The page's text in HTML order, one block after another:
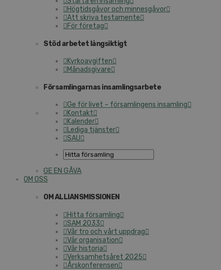
Högtidsgåvor och minnesgåvor
Att skriva testamente
För företag
Stöd arbetet långsiktigt
Kyrkoavgiften
Månadsgivare
Församlingarnas insamlingsarbete
Ge för livet – församlingens insamling
Kontakt
Kalender
Lediga tjänster
SAU
GE EN GÅVA
OM OSS
OM ALLIANSMISSIONEN
Hitta församling
SAM 2033
Vår tro och vårt uppdrag
Vår organisation
Vår historia
Verksamhetsåret 2025
Årskonferensen